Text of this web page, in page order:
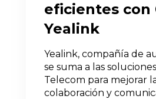
eficientes con
Yealink
Yealink, compañía de
se suma a las
Telecom para mejorar
colaboración y